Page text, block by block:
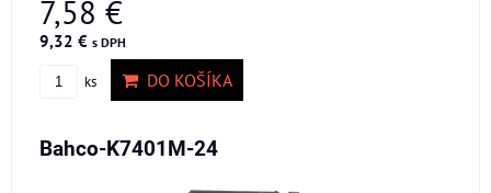
7,58 €
9,32 € s DPH
ks DO KOŠÍKA
Bahco-K7401M-24